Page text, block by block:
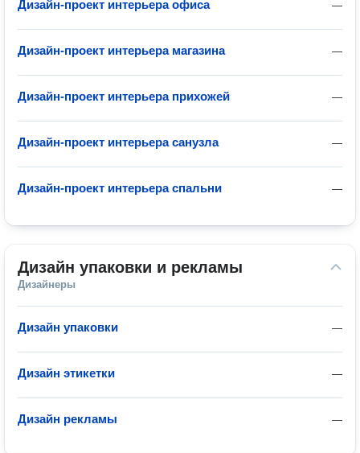
—
Дизайн-проект интерьера офиса
—
Дизайн-проект интерьера магазина
—
Дизайн-проект интерьера прихожей
—
Дизайн-проект интерьера санузла
—
Дизайн-проект интерьера спальни
Дизайн упаковки и рекламы
Дизайнеры
—
Дизайн упаковки
—
Дизайн этикетки
—
Дизайн рекламы